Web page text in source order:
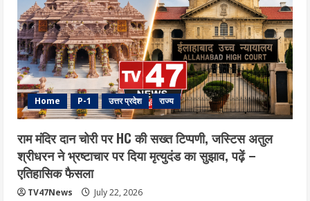
Home P-1 उत्तर प्रदेश राज्य
राम मंदिर दान चोरी पर HC की सख्त टिप्पणी, जस्टिस अतुल
श्रीधरन ने भ्रष्टाचार पर द‍िया मृत्युदंड का सुझाव, पढ़ें –
एत‍िहास‍िक फैसला
TV47News July 22, 2026